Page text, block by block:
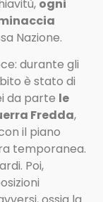
ogni
Nazione.
durante gli
è stato di
da parte le
Fredda,
il piano
temporanea.
Poi,